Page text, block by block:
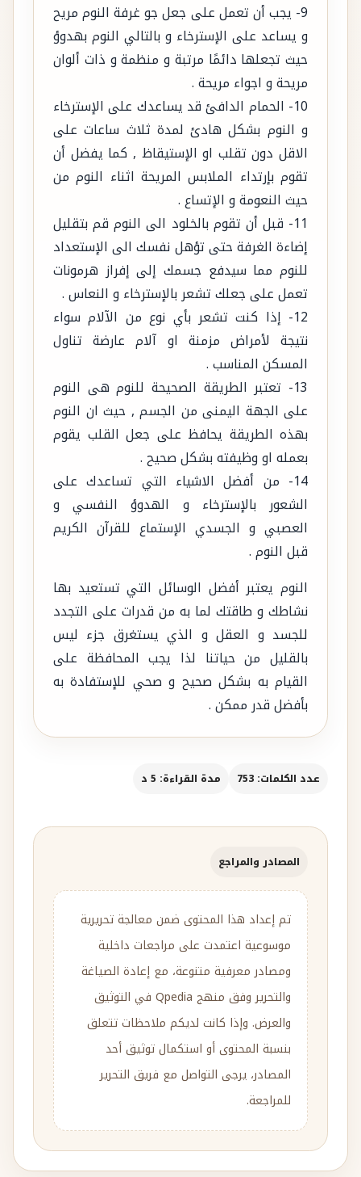
9- يجب أن تعمل على جعل جو غرفة النوم مريح
و يساعد على الإسترخاء و بالتالي النوم بهدوؤ
حيث تجعلها دائمًا مرتبة و منظمة و ذات ألوان
مريحة و اجواء مريحة .
10- الحمام الدافئ قد يساعدك على الإسترخاء
و النوم بشكل هادئ لمدة ثلاث ساعات على
الاقل دون تقلب او الإستيقاظ , كما يفضل أن
تقوم بإرتداء الملابس المريحة اثناء النوم من
حيث النعومة و الإتساع .
11- قبل أن تقوم بالخلود الى النوم قم بتقليل
إضاءة الغرفة حتى تؤهل نفسك الى الإستعداد
للنوم مما سيدفع جسمك إلى إفراز هرمونات
تعمل على جعلك تشعر بالإسترخاء و النعاس .
12- إذا كنت تشعر بأي نوع من الآلام سواء
نتيجة لأمراض مزمنة او آلام عارضة تناول
المسكن المناسب .
13- تعتبر الطريقة الصحيحة للنوم هى النوم
على الجهة اليمنى من الجسم , حيث ان النوم
بهذه الطريقة يحافظ على جعل القلب يقوم
بعمله او وظيفته بشكل صحيح .
14- من أفضل الاشياء التي تساعدك على
الشعور بالإسترخاء و الهدوؤ النفسي و
العصبي و الجسدي الإستماع للقرآن الكريم
قبل النوم .
النوم يعتبر أفضل الوسائل التي تستعيد بها
نشاطك و طاقتك لما به من قدرات على التجدد
للجسد و العقل و الذي يستغرق جزء ليس
بالقليل من حياتنا لذا يجب المحافظة على
القيام به بشكل صحيح و صحي للإستفادة به
بأفضل قدر ممكن .
عدد الكلمات: 753 مدة القراءة: 5 د
المصادر والمراجع
تم إعداد هذا المحتوى ضمن معالجة تحريرية
موسوعية اعتمدت على مراجعات داخلية
ومصادر معرفية متنوعة، مع إعادة الصياغة
والتحرير وفق منهج Qpedia في التوثيق
والعرض. وإذا كانت لديكم ملاحظات تتعلق
بنسبة المحتوى أو استكمال توثيق أحد
المصادر، يرجى التواصل مع فريق التحرير
للمراجعة.